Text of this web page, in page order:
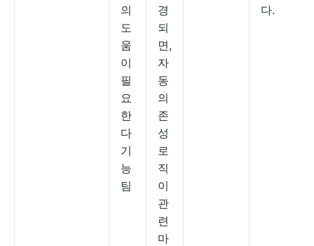
의
도
움
이
필
요
한
다
기
능
팀
경
되
면,
자
동
의
존
성
로
직
이
관
련
마
다.